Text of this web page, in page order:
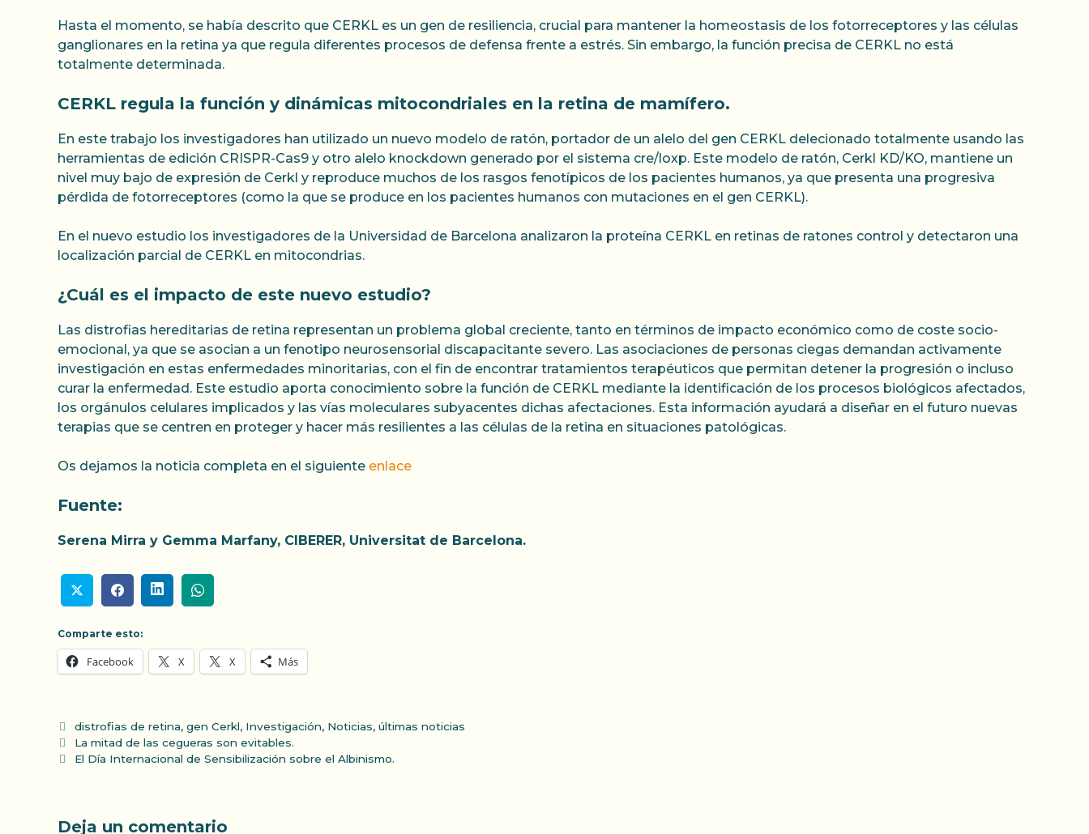
Hasta el momento, se había descrito que CERKL es un gen de resiliencia, crucial para mantener la homeostasis de los fotorreceptores y las células
ganglionares en la retina ya que regula diferentes procesos de defensa frente a estrés. Sin embargo, la función precisa de CERKL no está
totalmente determinada.
CERKL regula la función y dinámicas mitocondriales en la retina de mamífero.
En este trabajo los investigadores han utilizado un nuevo modelo de ratón, portador de un alelo del gen CERKL delecionado totalmente usando las
herramientas de edición CRISPR-Cas9 y otro alelo knockdown generado por el sistema cre/loxp. Este modelo de ratón, Cerkl KD/KO, mantiene un
nivel muy bajo de expresión de Cerkl y reproduce muchos de los rasgos fenotípicos de los pacientes humanos, ya que presenta una progresiva
pérdida de fotorreceptores (como la que se produce en los pacientes humanos con mutaciones en el gen CERKL).
En el nuevo estudio los investigadores de la Universidad de Barcelona analizaron la proteína CERKL en retinas de ratones control y detectaron una
localización parcial de CERKL en mitocondrias.
¿Cuál es el impacto de este nuevo estudio?
Las distrofias hereditarias de retina representan un problema global creciente, tanto en términos de impacto económico como de coste socio-
emocional, ya que se asocian a un fenotipo neurosensorial discapacitante severo. Las asociaciones de personas ciegas demandan activamente
investigación en estas enfermedades minoritarias, con el fin de encontrar tratamientos terapéuticos que permitan detener la progresión o incluso
curar la enfermedad. Este estudio aporta conocimiento sobre la función de CERKL mediante la identificación de los procesos biológicos afectados,
los orgánulos celulares implicados y las vías moleculares subyacentes dichas afectaciones. Esta información ayudará a diseñar en el futuro nuevas
terapias que se centren en proteger y hacer más resilientes a las células de la retina en situaciones patológicas.
Os dejamos la noticia completa en el siguiente enlace
Fuente:
Serena Mirra y Gemma Marfany, CIBERER, Universitat de Barcelona.
Comparte esto:
Facebook X X Más
Categorías
distrofias de retina, gen Cerkl, Investigación, Noticias, últimas noticias
La mitad de las cegueras son evitables.
El Día Internacional de Sensibilización sobre el Albinismo.
Deja un comentario